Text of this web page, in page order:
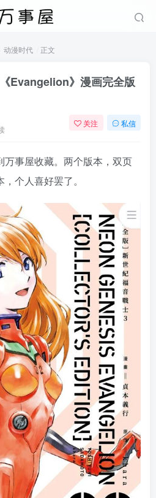
动漫时代 正文
Evangelion》漫画完全版
关注 私信
万事屋收藏。两个版本，双页
个人喜好罢了。